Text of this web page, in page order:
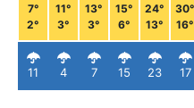
7°
2°
11
11°
3°
4
13°
3°
7
15°
6°
15
24°
13°
23
30°
16°
17